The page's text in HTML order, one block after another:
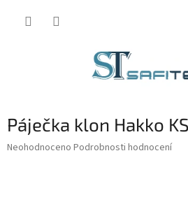
Páječka klon Hakko
Průměrné
Neohodnoceno Podrobnosti hodnocení